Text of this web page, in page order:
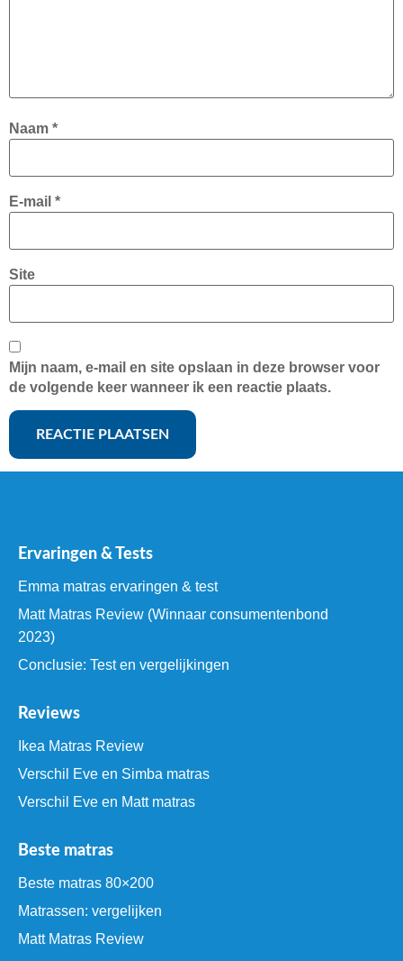
Naam *
E-mail *
Site
Mijn naam, e-mail en site opslaan in deze browser voor
de volgende keer wanneer ik een reactie plaats.
Ervaringen & Tests
Emma matras ervaringen & test
Matt Matras Review (Winnaar consumentenbond
2023)
Conclusie: Test en vergelijkingen
Reviews
Ikea Matras Review
Verschil Eve en Simba matras
Verschil Eve en Matt matras
Beste matras
Beste matras 80×200
Matrassen: vergelijken
Matt Matras Review